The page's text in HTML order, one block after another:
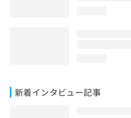
新着インタビュー記事